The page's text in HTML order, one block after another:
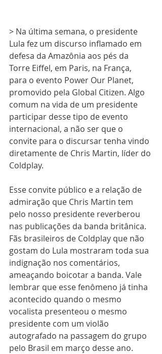
> Na última semana, o presidente
Lula fez um discurso inflamado em
defesa da Amazônia aos pés da
Torre Eiffel, em Paris, na França,
para o evento Power Our Planet,
promovido pela Global Citizen. Algo
comum na vida de um presidente
participar desse tipo de evento
internacional, a não ser que o
convite para o discursar tenha vindo
diretamente de Chris Martin, líder do
Coldplay.
Esse convite público e a relação de
admiração que Chris Martin tem
pelo nosso presidente reverberou
nas publicações da banda britânica.
Fãs brasileiros de Coldplay que não
gostam do Lula mostraram toda sua
indignação nos comentários,
ameaçando boicotar a banda. Vale
lembrar que esse fenômeno já tinha
acontecido quando o mesmo
vocalista presenteou o mesmo
presidente com um violão
autografado na passagem do grupo
pelo Brasil em março desse ano.